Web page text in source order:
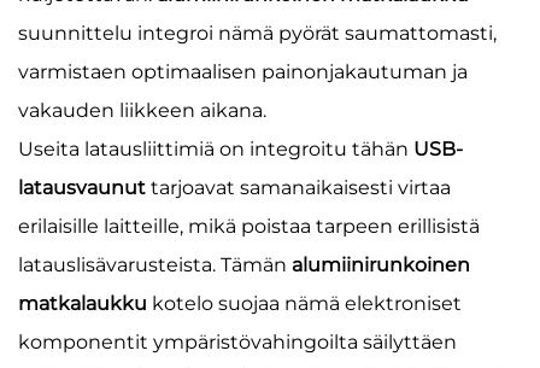
suunnittelu integroi nämä pyörät saumattomasti,
varmistaen optimaalisen painonjakautuman ja
vakauden liikkeen aikana.
Useita latausliittimiä on integroitu tähän USB-
latausvaunut tarjoavat samanaikaisesti virtaa
erilaisille laitteille, mikä poistaa tarpeen erillisistä
latauslisävarusteista. Tämän alumiinirunkoinen
matkalaukku kotelo suojaa nämä elektroniset
komponentit ympäristövahingoilta säilyttäen